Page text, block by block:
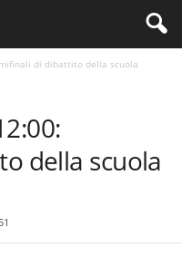
di dibattito della scuola
della scuola